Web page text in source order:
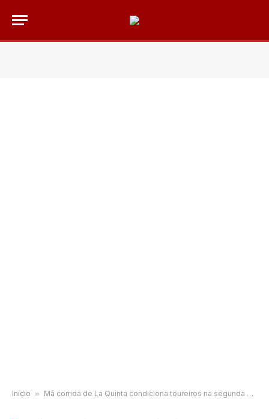
Início » Má corrida de La Quinta condiciona toureiros na segunda de Santo Isidro